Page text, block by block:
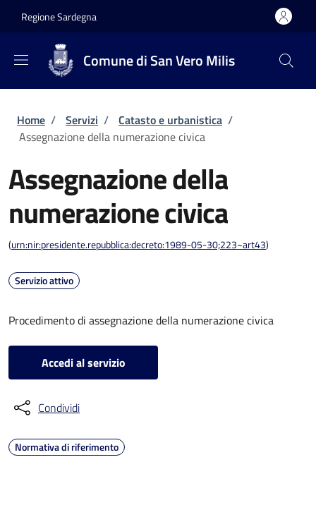
Regione Sardegna
Comune di San Vero Milis
Briciole di pane
Home / Servizi / Catasto e urbanistica /
Assegnazione della numerazione civica
Assegnazione della
numerazione civica
(urn:nir:presidente.repubblica:decreto:1989-05-30;223~art43)
Servizio attivo
Procedimento di assegnazione della numerazione civica
Accedi al servizio
Condividi
Normativa di riferimento